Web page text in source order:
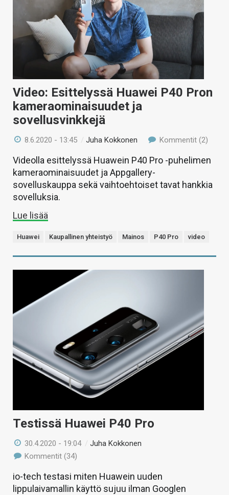
VAIHDA TEEMA
Video: Esittelyssä Huawei P40 Pron
kameraominaisuudet ja
sovellusvinkkejä
8.6.2020 - 13:45 /Juha Kokkonen Kommentit (2)
Videolla esittelyssä Huawein P40 Pro -puhelimen
kameraominaisuudet ja Appgallery-
sovelluskauppa sekä vaihtoehtoiset tavat hankkia
sovelluksia.
Lue lisää
Huawei Kaupallinen yhteistyö Mainos P40 Pro video
Testissä Huawei P40 Pro
30.4.2020 - 19:04 /Juha Kokkonen
Kommentit (34)
io-tech testasi miten Huawein uuden
lippulaivamallin käyttö sujuu ilman Googlen